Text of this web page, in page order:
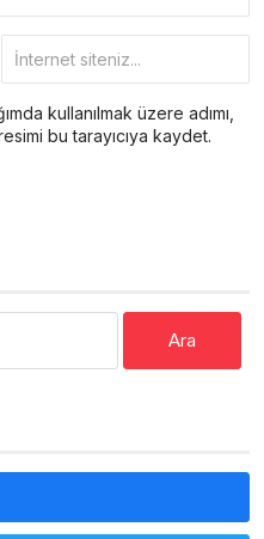
kullanılmak üzere adımı,
bu tarayıcıya kaydet.